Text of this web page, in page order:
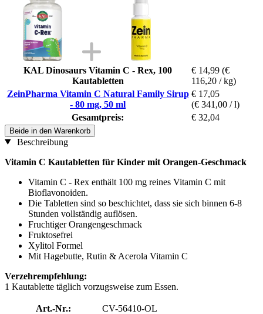
KAL Dinosaurs Vitamin C - Rex, 100
Kautabletten
€ 14,99 (€
116,20 / kg)
ZeinPharma Vitamin C Natural Family Sirup
- 80 mg, 50 ml
€ 17,05
(€ 341,00 / l)
Gesamtpreis:
€ 32,04
Beide in den Warenkorb
Beschreibung
Vitamin C Kautabletten für Kinder mit Orangen-Geschmack
Vitamin C - Rex enthält 100 mg reines Vitamin C mit
Bioflavonoiden.
Die Tabletten sind so beschichtet, dass sie sich binnen 6-8
Stunden vollständig auflösen.
Fruchtiger Orangengeschmack
Fruktosefrei
Xylitol Formel
Mit Hagebutte, Rutin & Acerola Vitamin C
Verzehrempfehlung:
1 Kautablette täglich vorzugsweise zum Essen.
Art.-Nr.:
CV-56410-OL